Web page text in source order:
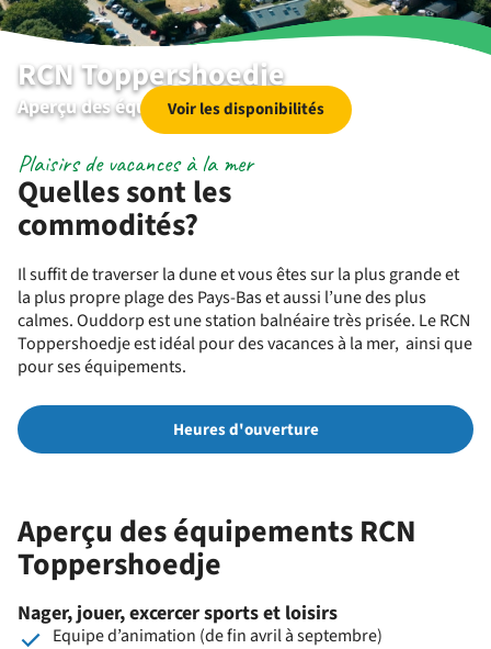
RCN Toppershoedje
Aperçu des équipementsVoir les disponibilités
Quelles sont les
commodités?
Plaisirs de vacances à la mer
Il suffit de traverser la dune et vous êtes sur la plus grande et
la plus propre plage des Pays-Bas et aussi l’une des plus
calmes. Ouddorp est une station balnéaire très prisée. Le RCN
Toppershoedje est idéal pour des vacances à la mer, ainsi que
pour ses équipements.
Heures d'ouverture
Aperçu des équipements RCN
Toppershoedje
Nager, jouer, excercer sports et loisirs
Equipe d’animation (de fin avril à septembre)